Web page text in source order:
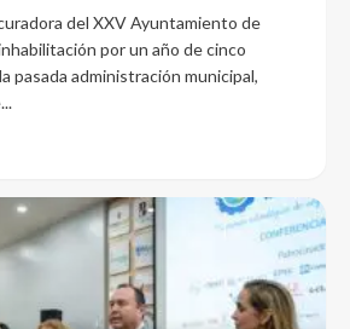
del XXV Ayuntamiento de
por un año de cinco
pasada administración municipal,